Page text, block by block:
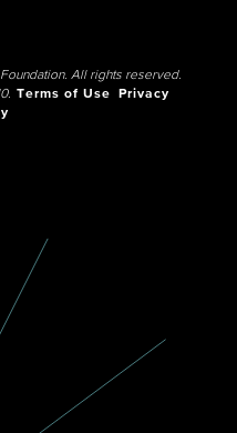
All rights reserved.
Terms of Use
Privacy